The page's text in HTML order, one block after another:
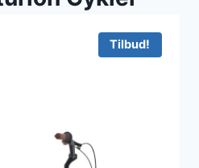
Tilbud!